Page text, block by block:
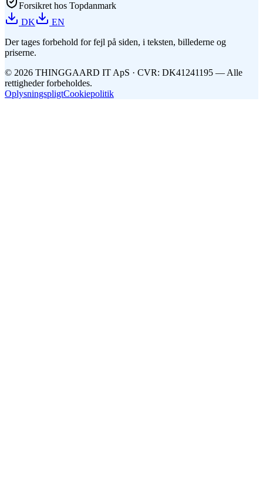
Forsikret hos Topdanmark
DK
EN
Der tages forbehold for fejl på siden, i teksten, billederne og
priserne.
© 2026 THINGGAARD IT ApS · CVR: DK41241195 — Alle
rettigheder forbeholdes.
OplysningspligtCookiepolitik